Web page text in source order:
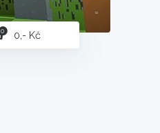
0 0,- Kč